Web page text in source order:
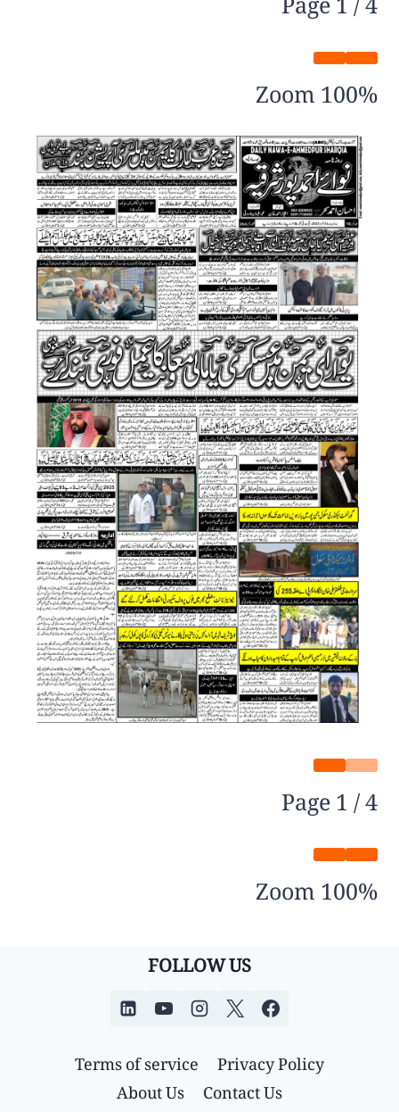
Page1/4
Zoom100%
Page1/4
Zoom100%
FOLLOW US
Privacy Policy
Terms of service
Contact Us
About Us